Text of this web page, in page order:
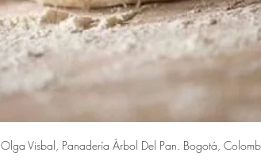
Olga Visbal, Panadería Árbol Del Pan. Bogotá,